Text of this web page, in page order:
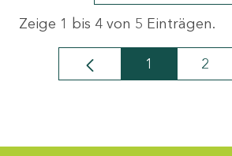
Zeige 1 bis 4 von 5 Einträgen.
Seite
1 Seite
2